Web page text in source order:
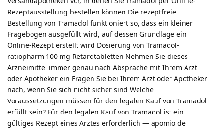
Rezeptausstellung bestellen können Die rezeptfreie
Bestellung von Tramadol funktioniert so, dass ein kleiner
Fragebogen ausgefüllt wird, auf dessen Grundlage ein
Online-Rezept erstellt wird Dosierung von Tramadol-
ratiopharm 100 mg Retardtabletten Nehmen Sie dieses
Arzneimittel immer genau nach Absprache mit Ihrem Arzt
oder Apotheker ein Fragen Sie bei Ihrem Arzt oder Apotheker
nach, wenn Sie sich nicht sicher sind Welche
Voraussetzungen müssen für den legalen Kauf von Tramadol
erfüllt sein? Für den legalen Kauf von Tramadol ist ein
gültiges Rezept eines Arztes erforderlich — apomio de